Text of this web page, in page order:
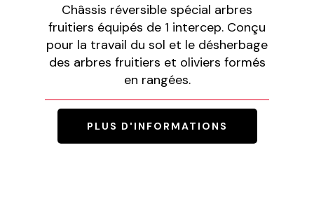
Châssis réversible spécial arbres
fruitiers équipés de 1 intercep. Conçu
pour la travail du sol et le désherbage
des arbres fruitiers et oliviers formés
en rangées.
PLUS D'INFORMATIONS